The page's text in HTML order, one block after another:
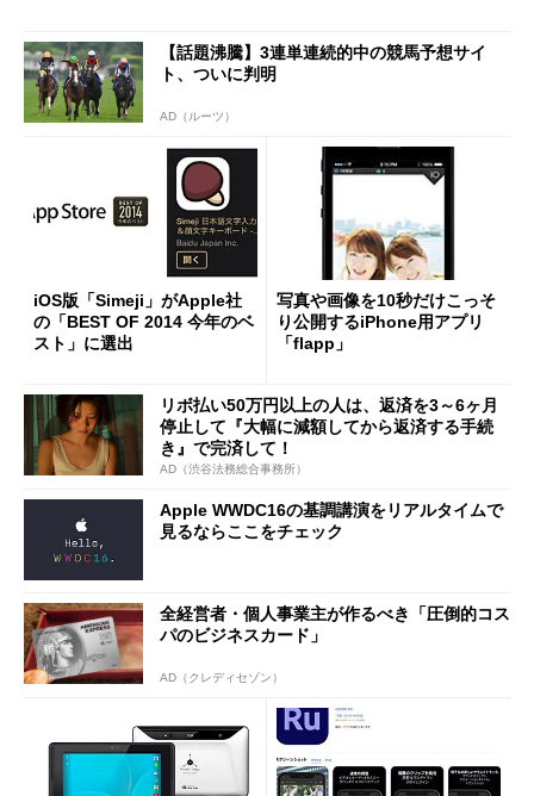
【話題沸騰】3連単連続的中の競馬予想サイ
ト、ついに判明
AD（ルーツ）
iOS版「Simeji」がApple社
の「BEST OF 2014 今年のベ
スト」に選出
写真や画像を10秒だけこっそ
り公開するiPhone用アプリ
「flapp」
リボ払い50万円以上の人は、返済を3～6ヶ月
停止して『大幅に減額してから返済する手続
き』で完済して！
AD（渋谷法務総合事務所）
Apple WWDC16の基調講演をリアルタイムで
見るならここをチェック
全経営者・個人事業主が作るべき「圧倒的コス
パのビジネスカード」
AD（クレディセゾン）